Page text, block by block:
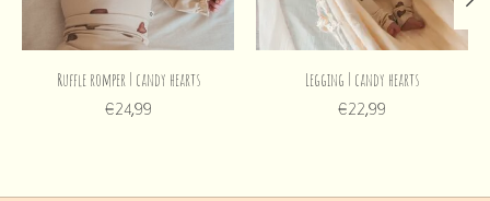
Ruffle romper | candy hearts
€24,99
Legging | candy hearts
€22,99